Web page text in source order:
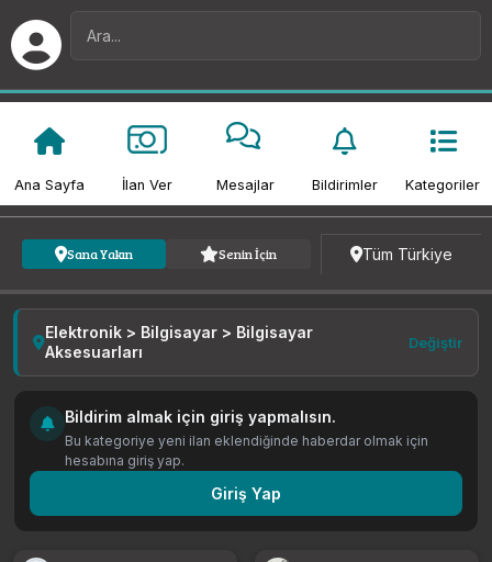
Ana Sayfa İlan Ver Mesajlar Bildirimler Kategoriler
Sana Yakın Senin İçin Tüm Türkiye
Elektronik > Bilgisayar > Bilgisayar
Aksesuarları
Değiştir
Bildirim almak için giriş yapmalısın.
Bu kategoriye yeni ilan eklendiğinde haberdar olmak için
hesabına giriş yap.
Giriş Yap